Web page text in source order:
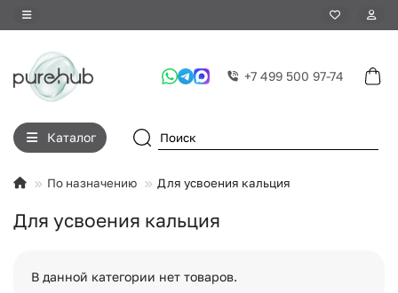
+7 499 500 97-74
Каталог
По назначению Для усвоения кальция
Для усвоения кальция
В данной категории нет товаров.